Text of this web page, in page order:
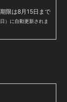
限は8月15日まで
）に自動更新されま